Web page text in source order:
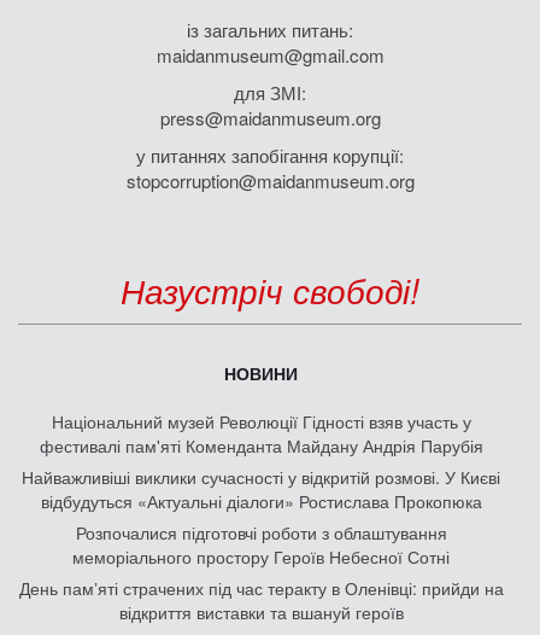
із загальних питань:
maidanmuseum@gmail.com
для ЗМІ:
press@maidanmuseum.org
у питаннях запобігання корупції:
stopcorruption@maidanmuseum.org
Назустріч свободі!
НОВИНИ
Національний музей Революції Гідності взяв участь у
фестивалі пам'яті Коменданта Майдану Андрія Парубія
Найважливіші виклики сучасності у відкритій розмові. У Києві
відбудуться «Актуальні діалоги» Ростислава Прокопюка
Розпочалися підготовчі роботи з облаштування
меморіального простору Героїв Небесної Сотні
День памʼяті страчених під час теракту в Оленівці: прийди на
відкриття виставки та вшануй героїв